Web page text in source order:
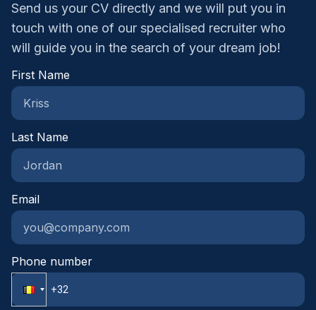
om relaties op lange termijn uit te bouwen.
verder in jouw proces.
Contract van onbepaalde duur: binnen een
internationaal, professioneel bedrijf.Opleidings- en
ontwikkelingsprogramma, met
vakantiedagen, ziekte- en verlofregelingen,
hospitalisatieverzekering, pensioenplan, Employee
Stock Purchase Plan.Internationale
werkomgeving: samenwerken met collega’s
wereldwijd in een professioneel en klantgericht
team.ref: 71951Interesse?Neem vandaag nog
contact met ons op, dan helpen wij jou graag
verder in jouw proces.
Send us your CV directly and we will put you in
touch with one of our specialised recruiter who
will guide you in the search of your dream job!
First Name
Last Name
Email
Phone number